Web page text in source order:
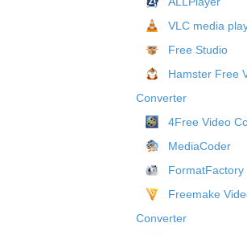
VLC media
Free Studio
Hamster Free
Converter
4Free Video
MediaCoder
FormatFactory
Freemake
Converter